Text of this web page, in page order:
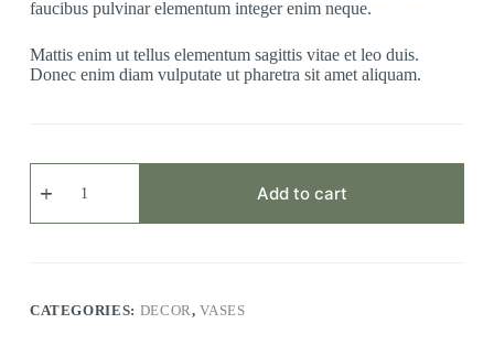
faucibus pulvinar elementum integer enim neque.
Mattis enim ut tellus elementum sagittis vitae et leo duis.
Donec enim diam vulputate ut pharetra sit amet aliquam.
Fermentum
Leovel
Add to cart
CATEGORIES: DECOR,VASES